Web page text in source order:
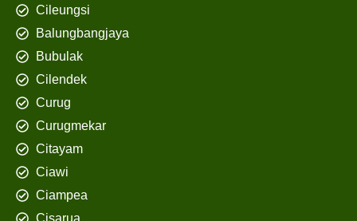
Cileungsi
Balungbangjaya
Bubulak
Cilendek
Curug
Curugmekar
Citayam
Ciawi
Ciampea
Cisarua